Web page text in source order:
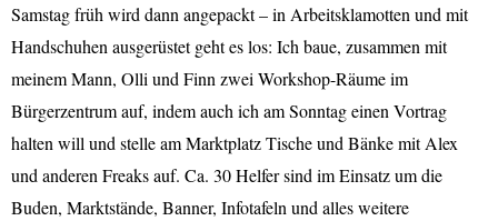
Samstag früh wird dann angepackt – in Arbeitsklamotten und mit
Handschuhen ausgerüstet geht es los: Ich baue, zusammen mit
meinem Mann, Olli und Finn zwei Workshop-Räume im
Bürgerzentrum auf, indem auch ich am Sonntag einen Vortrag
halten will und stelle am Marktplatz Tische und Bänke mit Alex
und anderen Freaks auf. Ca. 30 Helfer sind im Einsatz um die
Buden, Marktstände, Banner, Infotafeln und alles weitere